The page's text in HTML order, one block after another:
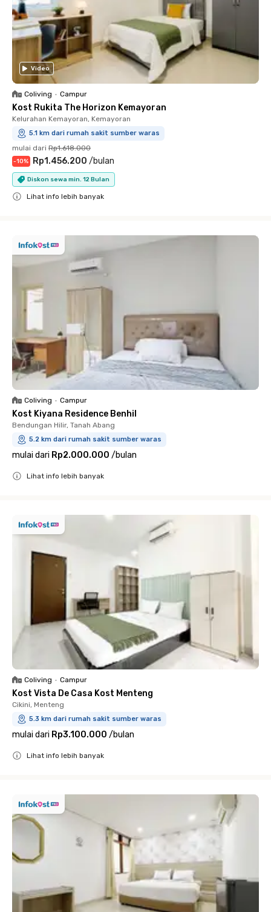
Video
Coliving • Campur
Kost Rukita The Horizon Kemayoran
Kelurahan Kemayoran, Kemayoran
5.1 km dari rumah sakit sumber waras
mulai dari Rp1.618.000
-10% Rp1.456.200 /bulan
Diskon sewa min. 12 Bulan
Lihat info lebih banyak
Coliving • Campur
Kost Kiyana Residence Benhil
Bendungan Hilir, Tanah Abang
5.2 km dari rumah sakit sumber waras
mulai dari Rp2.000.000 /bulan
Lihat info lebih banyak
Coliving • Campur
Kost Vista De Casa Kost Menteng
Cikini, Menteng
5.3 km dari rumah sakit sumber waras
mulai dari Rp3.100.000 /bulan
Lihat info lebih banyak